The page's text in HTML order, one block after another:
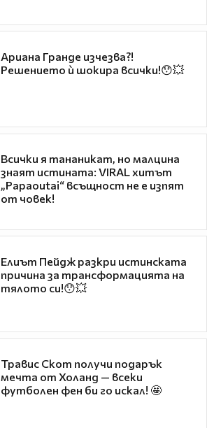
Ариана Гранде изчезва?!
Решението ѝ шокира всички!😯💥
Всички я тананикат, но малцина
знаят истината: VIRAL хитът
„Papaoutai“ всъщност не е изпят
от човек!
Елиът Пейдж разкри истинската
причина за трансформацията на
тялото си!😯💥
Травис Скот получи подарък
мечта от Холанд — всеки
футболен фен би го искал! 🤩